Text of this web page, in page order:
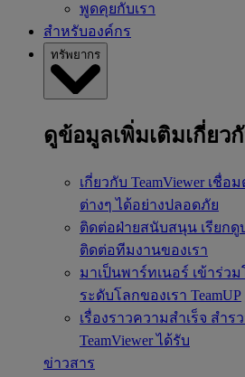
พูดคุยกับเรา
สำหรับองค์กร
ทรัพยากร
ดูข้อมูลเพิ่มเติมเกี่ยว
เกี่ยวกับ TeamViewer เชื่อ
ต่างๆ ได้อย่างปลอดภัย
ติดต่อฝ่ายสนับสนุน เรียก
ติดต่อทีมงานของเรา
มาเป็นพาร์ทเนอร์ เข้าร่ว
ระดับโลกของเรา TeamUP
เรื่องราวความสำเร็จ สำร
TeamViewer ได้รับ
ข่าวสาร